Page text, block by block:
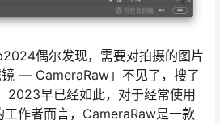
偶尔发现，需要对拍摄的图片
— CameraRaw」不见了，搜了
2023早已经如此，对于经常使用
工作者而言，CameraRaw是一款